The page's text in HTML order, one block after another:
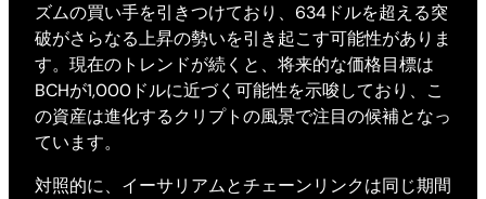
ズムの買い手を引きつけており、634ドルを超える突
破がさらなる上昇の勢いを引き起こす可能性がありま
す。現在のトレンドが続くと、将来的な価格目標は
BCHが1,000ドルに近づく可能性を示唆しており、こ
の資産は進化するクリプトの風景で注目の候補となっ
ています。
対照的に、イーサリアムとチェーンリンクは同じ期間